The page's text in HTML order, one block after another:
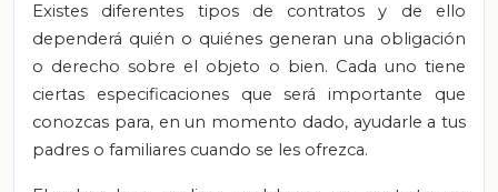
Existes diferentes tipos de contratos y de ello
dependerá quién o quiénes generan una obligación
o derecho sobre el objeto o bien. Cada uno tiene
ciertas especificaciones que será importante que
conozcas para, en un momento dado, ayudarle a tus
padres o familiares cuando se les ofrezca.